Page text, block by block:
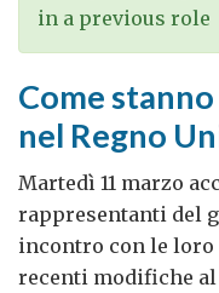
in a previous role
Come
nel Regno
Martedì 11 marzo
rappresentanti del
incontro con le
recenti modifiche